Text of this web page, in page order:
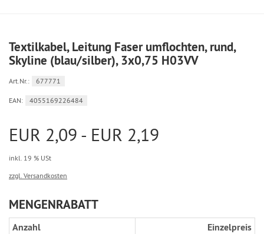
Textilkabel, Leitung Faser umflochten, rund,
Skyline (blau/silber), 3x0,75 H03VV
Art.Nr.: 677771
EAN: 4055169226484
EUR 2,09 - EUR 2,19
inkl. 19 % USt
zzgl. Versandkosten
MENGENRABATT
Anzahl
Einzelpreis